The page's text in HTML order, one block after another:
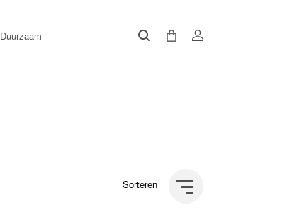
Duurzaam
Sorteren